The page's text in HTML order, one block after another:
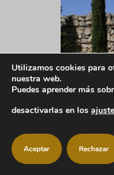
Utilizamos cookies para
nuestra web.
Puedes aprender más
desactivarlas en los
Aceptar Rechazar